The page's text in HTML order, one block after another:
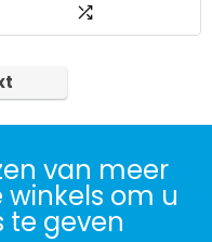
van meer
om u
te geven